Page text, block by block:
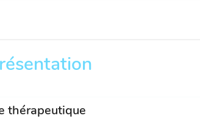
thérapeutique